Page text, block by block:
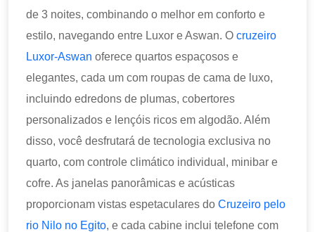
de 3 noites, combinando o melhor em conforto e
estilo, navegando entre Luxor e Aswan. O cruzeiro
Luxor-Aswan oferece quartos espaçosos e
elegantes, cada um com roupas de cama de luxo,
incluindo edredons de plumas, cobertores
personalizados e lençóis ricos em algodão. Além
disso, você desfrutará de tecnologia exclusiva no
quarto, com controle climático individual, minibar e
cofre. As janelas panorâmicas e acústicas
proporcionam vistas espetaculares do Cruzeiro pelo
rio Nilo no Egito, e cada cabine inclui telefone com